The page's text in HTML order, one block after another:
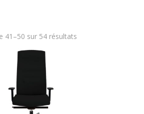
41–50 sur 54 résultats